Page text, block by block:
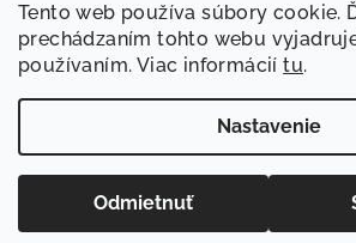
Tento web používa súbory cookie.
prechádzaním tohto webu
používaním. Viac informáciítu.
Nastavenie
Odmietnuť
Sledovať na Instagrame
TACSTER.sk
Vytvoril Shoptet